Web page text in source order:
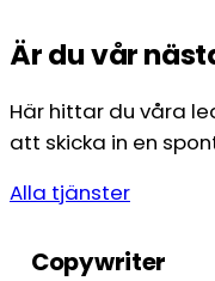
Är du vår
Här hittar du våra
att skicka in en
Alla tjänster
Copywriter